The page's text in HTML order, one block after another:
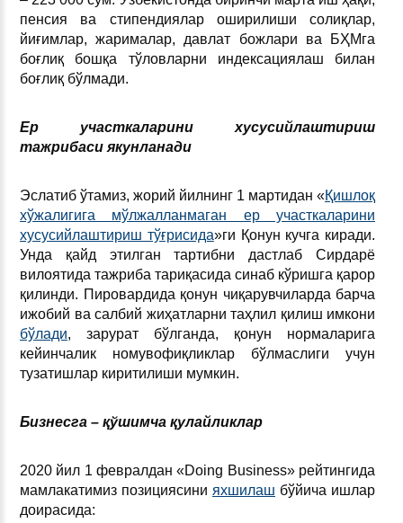
пенсия ва стипендиялар оширилиши солиқлар,
йиғимлар, жарималар, давлат божлари ва БҲМга
боғлиқ бошқа тўловларни индексациялаш билан
боғлиқ бўлмади.
Ер участкаларини хусусийлаштириш
тажрибаси якунланади
Эслатиб ўтамиз, жорий йилнинг 1 мартидан «Қишлоқ
хўжалигига мўлжалланмаган ер участкаларини
хусусийлаштириш тўғрисида»ги Қонун кучга киради.
Унда қайд этилган тартибни дастлаб Сирдарё
вилоятида тажриба тариқасида синаб кўришга қарор
қилинди. Пировардида қонун чиқарувчиларда барча
ижобий ва салбий жиҳатларни таҳлил қилиш имкони
бўлади, зарурат бўлганда, қонун нормаларига
кейинчалик номувофиқликлар бўлмаслиги учун
тузатишлар киритилиши мумкин.
Бизнесга – қўшимча қулайликлар
2020 йил 1 февралдан «Doing Business» рейтингида
мамлакатимиз позициясини яхшилаш бўйича ишлар
доирасида: